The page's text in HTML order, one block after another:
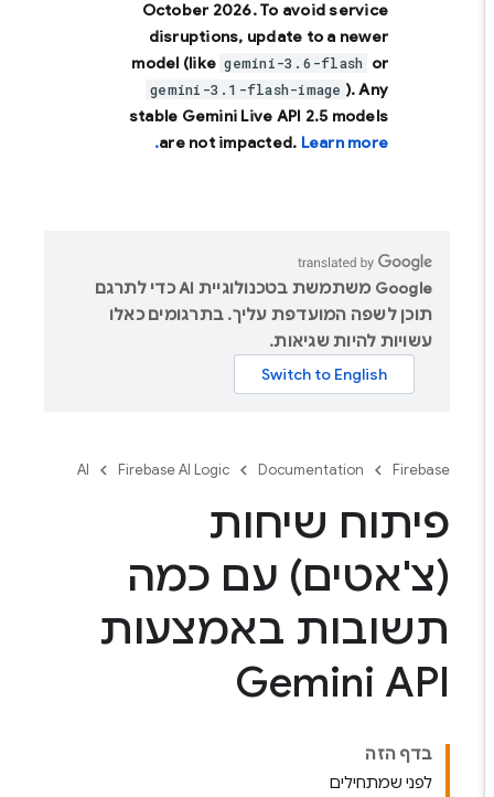
October 2026. To avoid service
disruptions, update to a newer
model (like gemini-3.6-flash or
gemini-3.1-flash-image ). Any
stable Gemini Live API 2.5 models
are not impacted.Learn more.
‫Google משתמשת בטכנולוגיית AI כדי לתרגם
תוכן לשפה המועדפת עליך. בתרגומים כאלו
עשויות להיות שגיאות.
Firebase
Documentation
Firebase AI Logic
פיתוח שיחות
(צ'אטים) עם כמה
תשובות באמצעות
Gemini API
בדף הזה
לפני שמתחילים